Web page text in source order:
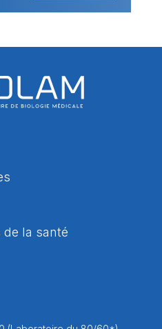
de la santé